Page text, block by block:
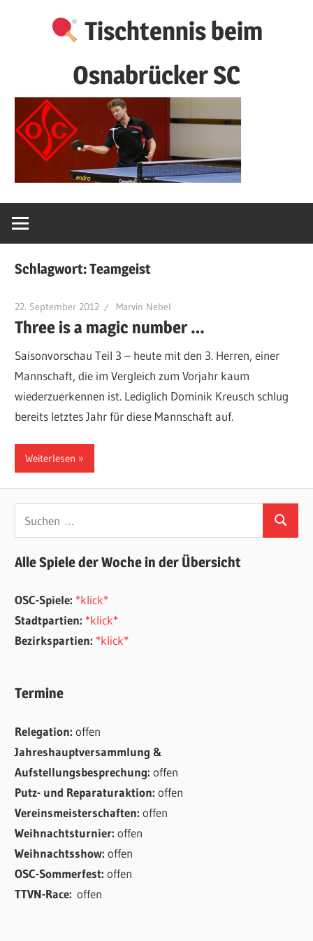
Tischtennis beim
Osnabrücker SC
Schlagwort:Teamgeist
22. September 2012 Marvin Nebel
Three is a magic number …
Saisonvorschau Teil 3 – heute mit den 3. Herren, einer
Mannschaft, die im Vergleich zum Vorjahr kaum
wiederzuerkennen ist. Lediglich Dominik Kreusch schlug
bereits letztes Jahr für diese Mannschaft auf.
Weiterlesen
Suchen
Alle Spiele der Woche in der Übersicht
OSC-Spiele: *klick*
Stadtpartien: *klick*
Bezirkspartien: *klick*
Termine
Relegation:offen
Jahreshauptversammlung &
Aufstellungsbesprechung:offen
Putz- und Reparaturaktion:offen
Vereinsmeisterschaften:offen
Weihnachtsturnier:offen
Weihnachtsshow:offen
OSC-Sommerfest:offen
TTVN-Race:offen